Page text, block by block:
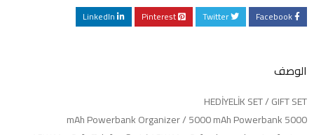
Facebook
Twitter
Pinterest
LinkedIn
الوصف
HEDİYELİK SET / GIFT SET
5000 mAh Powerbank Organizer / 5000 mAh Powerbank